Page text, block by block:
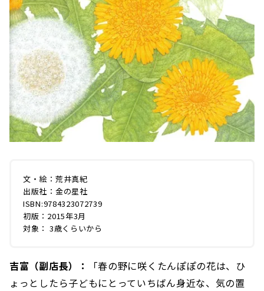
文・絵：荒井真紀
出版社：金の星社
ISBN:9784323072739
初版：2015年3月
対象： 3歳くらいから
吉富（副店長）：
「春の野に咲くたんぽぽの花は、ひ
ょっとしたら子どもにとっていちばん身近な、気の置